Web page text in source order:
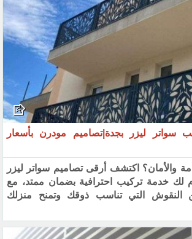
سواتر ليزر بجدة|تصاميم مودرن بأسعار
والأمان؟ اكتشف أرقى تصاميم سواتر ليزر
لك خدمة تركيب احترافية بضمان ممتد، مع
النقوش التي تناسب ذوقك وتمنح منزلك